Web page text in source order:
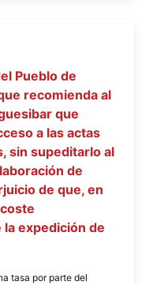
Pueblo de
recomienda al
que
a las actas
sin supeditarlo al
de
de que, en
expedición de
tasa por parte del